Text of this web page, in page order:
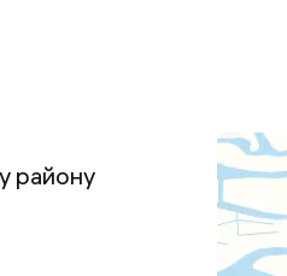
району